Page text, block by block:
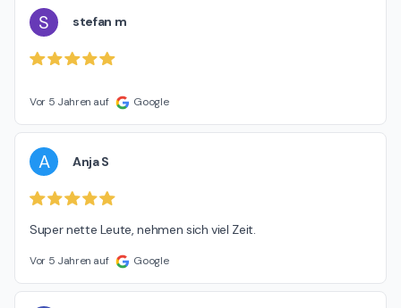
S stefan m
Vor 5 Jahren auf Google
A Anja S
Super nette Leute, nehmen sich viel Zeit.
Vor 5 Jahren auf Google